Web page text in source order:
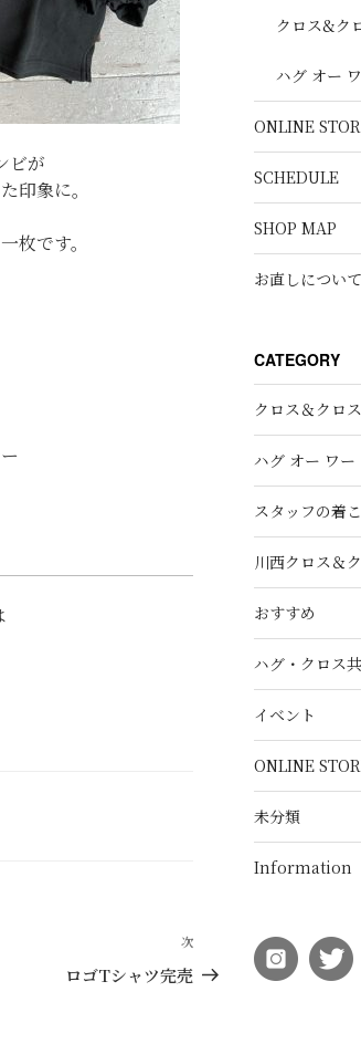
ビが
印象に。
枚です。
次
の
次
ロゴTシャツ完売
クロス&ク
ハグ オー
ONLINE
SCHEDULE
SHOP MAP
お直しについて
CATEGORY
クロス＆クロス
ハグ オー ワー
スタッフの着
川西クロス＆
おすすめ
ハグ・クロス
イベント
ONLINE
未分類
Information